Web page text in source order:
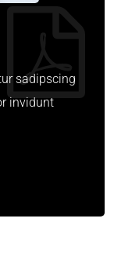
sadipscing
invidunt